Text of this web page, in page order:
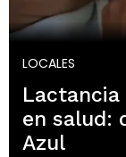
LOCALES
Lactancia
en salud:
Azul